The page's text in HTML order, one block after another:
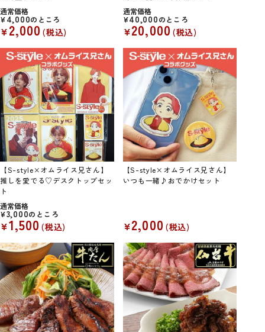
通常価格
¥4,000のところ
¥2,000 税込
通常価格
¥40,000のところ
¥20,000 税込
【S-style×オムライス兄さん】
推しを愛でる♡デスクトップセッ
ト
通常価格
¥3,000のところ
¥1,500 税込
【S-style×オムライス兄さん】
いつも一緒♪おでかけセット
¥2,000 税込